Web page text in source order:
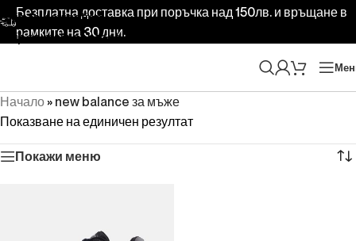
Skip to navigation
Skip to main content
Безплатна доставка при поръчка над 150лв. и връщане в
рамките на 30 дни.
Начало » new balance за мъже
Показване на единичен резултат
Покажи меню